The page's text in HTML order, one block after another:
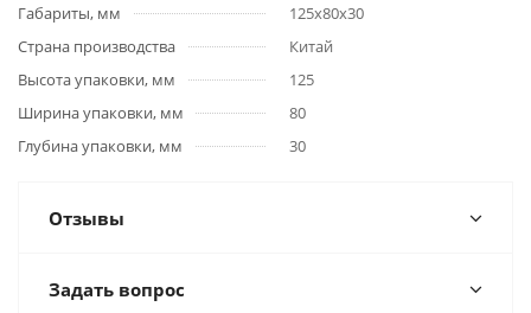
Габариты, мм
125х80х30
Страна производства
Китай
Высота упаковки, мм
125
Ширина упаковки, мм
80
Глубина упаковки, мм
30
Отзывы
Задать вопрос